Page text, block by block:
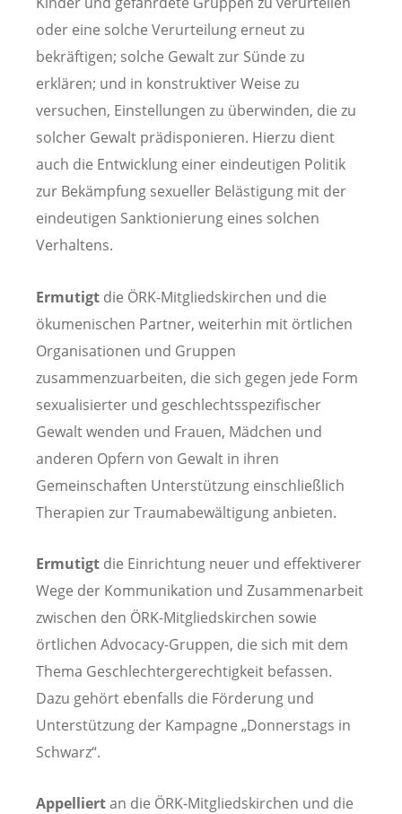
oder eine solche Verurteilung erneut zu
bekräftigen; solche Gewalt zur Sünde zu
erklären; und in konstruktiver Weise zu
versuchen, Einstellungen zu überwinden, die zu
solcher Gewalt prädisponieren. Hierzu dient
auch die Entwicklung einer eindeutigen Politik
zur Bekämpfung sexueller Belästigung mit der
eindeutigen Sanktionierung eines solchen
Verhaltens.
Ermutigt die ÖRK-Mitgliedskirchen und die
ökumenischen Partner, weiterhin mit örtlichen
Organisationen und Gruppen
zusammenzuarbeiten, die sich gegen jede Form
sexualisierter und geschlechtsspezifischer
Gewalt wenden und Frauen, Mädchen und
anderen Opfern von Gewalt in ihren
Gemeinschaften Unterstützung einschließlich
Therapien zur Traumabewältigung anbieten.
Ermutigt die Einrichtung neuer und effektiverer
Wege der Kommunikation und Zusammenarbeit
zwischen den ÖRK-Mitgliedskirchen sowie
örtlichen Advocacy-Gruppen, die sich mit dem
Thema Geschlechtergerechtigkeit befassen.
Dazu gehört ebenfalls die Förderung und
Unterstützung der Kampagne „Donnerstags in
Schwarz“.
Appelliertan die ÖRK-Mitgliedskirchen und die